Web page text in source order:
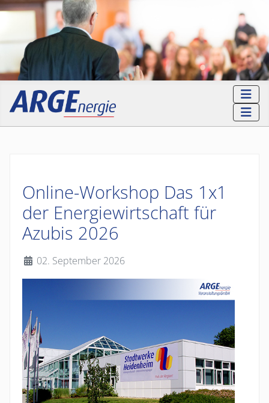
Online-Workshop Das 1x1
der Energiewirtschaft für
Azubis 2026
Details02. September 2026